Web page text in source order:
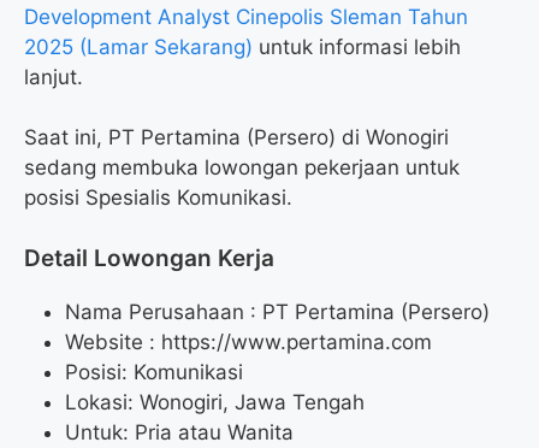
Development Analyst Cinepolis Sleman Tahun
2025 (Lamar Sekarang) untuk informasi lebih
lanjut.
Saat ini, PT Pertamina (Persero) di Wonogiri
sedang membuka lowongan pekerjaan untuk
posisi Spesialis Komunikasi.
Detail Lowongan Kerja
Nama Perusahaan : PT Pertamina (Persero)
Website : https://www.pertamina.com
Posisi: Komunikasi
Lokasi: Wonogiri, Jawa Tengah
Untuk: Pria atau Wanita